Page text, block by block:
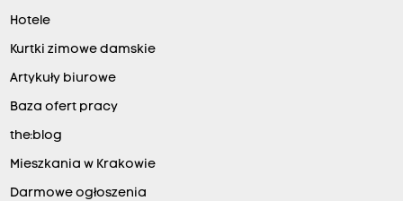
Hotele
Kurtki zimowe damskie
Artykuły biurowe
Baza ofert pracy
the:blog
Mieszkania w Krakowie
Darmowe ogłoszenia